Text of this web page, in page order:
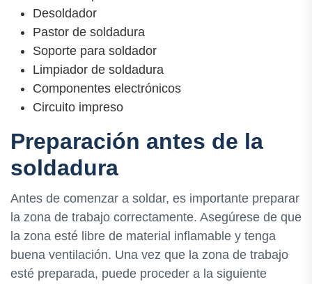
Desoldador
Pastor de soldadura
Soporte para soldador
Limpiador de soldadura
Componentes electrónicos
Circuito impreso
Preparación antes de la
soldadura
Antes de comenzar a soldar, es importante preparar
la zona de trabajo correctamente. Asegúrese de que
la zona esté libre de material inflamable y tenga
buena ventilación. Una vez que la zona de trabajo
esté preparada, puede proceder a la siguiente